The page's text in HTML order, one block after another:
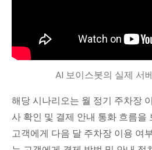
AI 보이스봇의 실제 서
해당 시나리오는 월 정기 주차장
사 확인 및 결제 안내 통화 흐름을
고객에게 다음 달 주차장 이용 여